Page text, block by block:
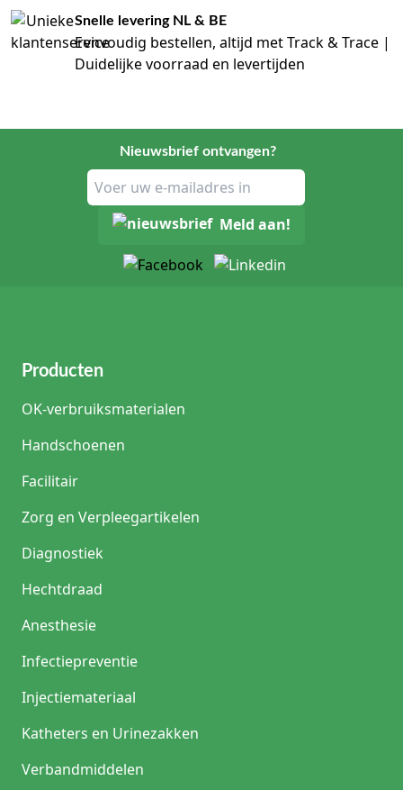
Snelle levering NL & BE
Eenvoudig bestellen, altijd met Track & Trace |
Duidelijke voorraad en levertijden
Nieuwsbrief ontvangen?
Meld aan!
Producten
OK-verbruiksmaterialen
Handschoenen
Facilitair
Zorg en Verpleegartikelen
Diagnostiek
Hechtdraad
Anesthesie
Infectiepreventie
Injectiemateriaal
Katheters en Urinezakken
Verbandmiddelen